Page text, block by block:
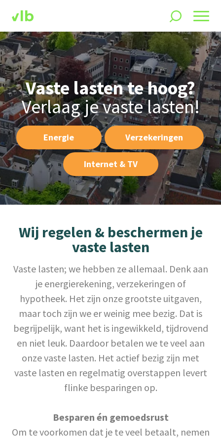
Vaste lasten te hoog?
Verlaag je vaste lasten!
Energie Verzekeringen
Internet & TV
Wij regelen & beschermen je
vaste lasten
Vaste lasten; we hebben ze allemaal. Denk aan
je energierekening, verzekeringen of
hypotheek. Het zijn onze grootste uitgaven,
maar toch zijn we er weinig mee bezig. Dat is
begrijpelijk, want het is ingewikkeld, tijdrovend
en niet leuk. Daardoor betalen we te veel aan
onze vaste lasten. Het actief bezig zijn met
vaste lasten en regelmatig overstappen levert
flinke besparingen op.
Besparen én gemoedsrust
Om te voorkomen dat je te veel betaalt, nemen